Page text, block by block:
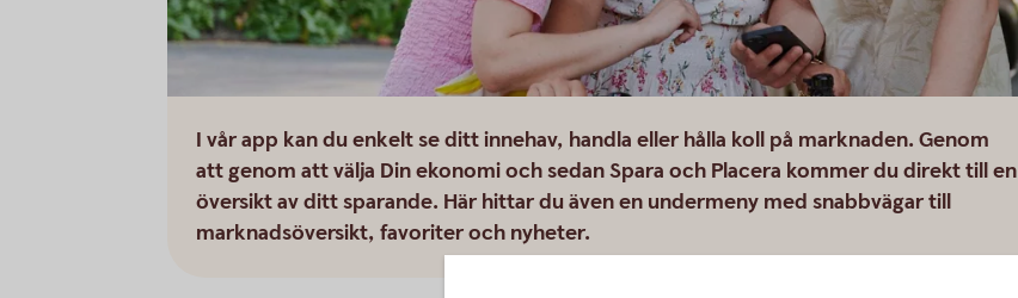
I vår app kan du enkelt se ditt innehav, handla eller hålla koll på marknaden. Genom
att genom att välja Din ekonomi och sedan Spara och Placera kommer du direkt till en
översikt av ditt sparande. Här hittar du även en undermeny med snabbvägar till
marknadsöversikt, favoriter och nyheter.